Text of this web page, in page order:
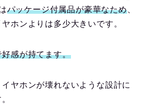
パッケージ付属品が豪華なため、
ホンよりは多少大きいです。
感が持てます。
ヤホンが壊れないような設計に